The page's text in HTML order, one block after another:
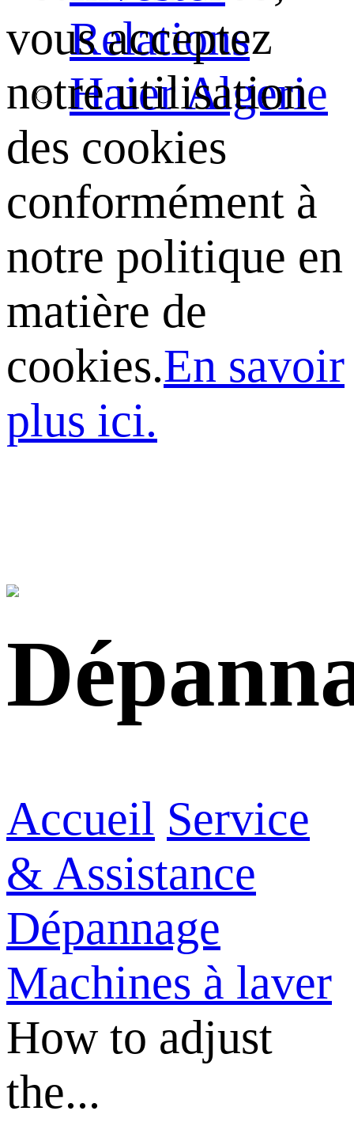
Relations
Haier Algerie
vous acceptez
notre utilisation
des cookies
conformément à
notre politique en
matière de
cookies.En savoir
plus ici.
Accueil Service
& Assistance
Dépannage
Machines à laver
How to adjust
the...